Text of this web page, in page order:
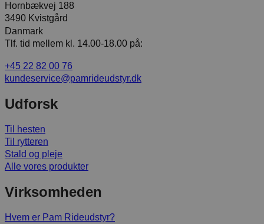
Hornbækvej 188
3490 Kvistgård
Danmark
Tlf. tid mellem kl. 14.00-18.00 på:
+45 22 82 00 76
kundeservice@pamrideudstyr.dk
Udforsk
Til hesten
Til rytteren
Stald og pleje
Alle vores produkter
Virksomheden
Hvem er Pam Rideudstyr?